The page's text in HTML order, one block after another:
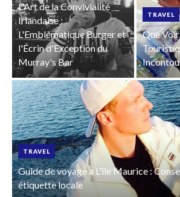
L'Art de la Convivialité
Irlandaise :
L'Emblématique Burger et
l'Écrin d'Exception du
Murray's Bar
TRAVEL
Que
TRAVEL
Guide de voyage a L'île Maurice :
étiquette locale